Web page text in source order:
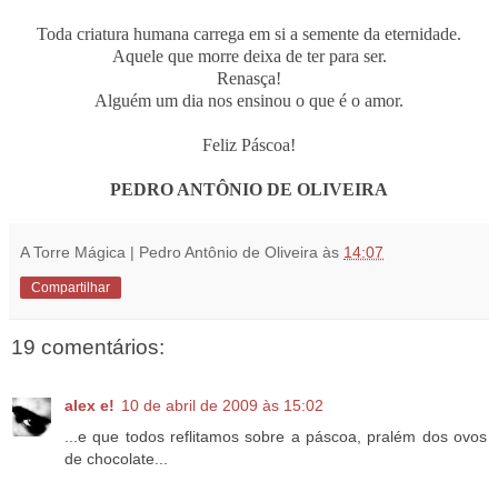
Toda criatura humana carrega em si a semente da eternidade.
Aquele que morre deixa de ter para ser.
Renasça!
Alguém um dia nos ensinou o que é o amor.
Feliz Páscoa!
PEDRO ANTÔNIO DE OLIVEIRA
A Torre Mágica | Pedro Antônio de Oliveira às 14:07
Compartilhar
19 comentários:
alex e! 10 de abril de 2009 às 15:02
...e que todos reflitamos sobre a páscoa, pralém dos ovos
de chocolate...